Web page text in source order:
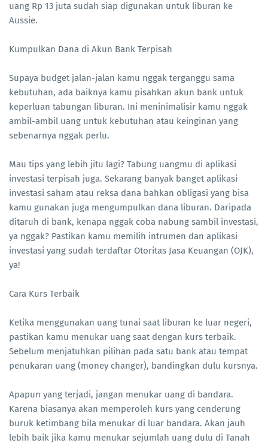
uang Rp 13 juta sudah siap digunakan untuk liburan ke
Aussie.
Kumpulkan Dana di Akun Bank Terpisah
Supaya budget jalan-jalan kamu nggak terganggu sama
kebutuhan, ada baiknya kamu pisahkan akun bank untuk
keperluan tabungan liburan. Ini meninimalisir kamu nggak
ambil-ambil uang untuk kebutuhan atau keinginan yang
sebenarnya nggak perlu.
Mau tips yang lebih jitu lagi? Tabung uangmu di aplikasi
investasi terpisah juga. Sekarang banyak banget aplikasi
investasi saham atau reksa dana bahkan obligasi yang bisa
kamu gunakan juga mengumpulkan dana liburan. Daripada
ditaruh di bank, kenapa nggak coba nabung sambil investasi,
ya nggak? Pastikan kamu memilih intrumen dan aplikasi
investasi yang sudah terdaftar Otoritas Jasa Keuangan (OJK),
ya!
Cara Kurs Terbaik
Ketika menggunakan uang tunai saat liburan ke luar negeri,
pastikan kamu menukar uang saat dengan kurs terbaik.
Sebelum menjatuhkan pilihan pada satu bank atau tempat
penukaran uang (money changer), bandingkan dulu kursnya.
Apapun yang terjadi, jangan menukar uang di bandara.
Karena biasanya akan memperoleh kurs yang cenderung
buruk ketimbang bila menukar di luar bandara. Akan jauh
lebih baik jika kamu menukar sejumlah uang dulu di Tanah